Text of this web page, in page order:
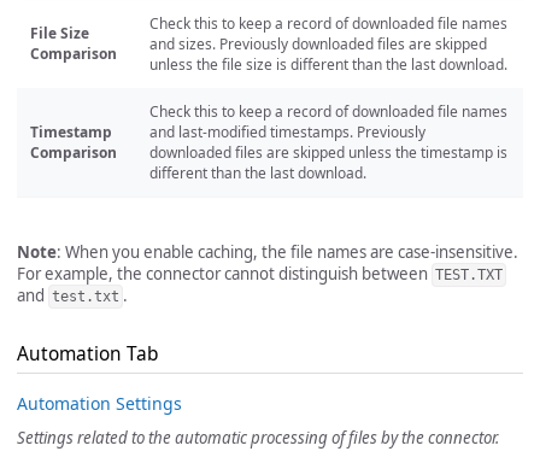
File Size
Comparison
Check this to keep a record of downloaded file names
and sizes. Previously downloaded files are skipped
unless the file size is different than the last download.
Timestamp
Comparison
Check this to keep a record of downloaded file names
and last-modified timestamps. Previously
downloaded files are skipped unless the timestamp is
different than the last download.
Note: When you enable caching, the file names are case-insensitive.
For example, the connector cannot distinguish between TEST.TXT
and test.txt .
Automation Tab
Automation Settings
Settings related to the automatic processing of files by the connector.